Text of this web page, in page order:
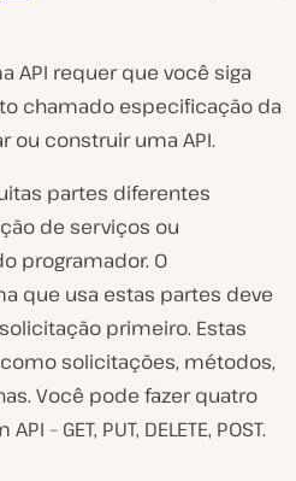
API requer que você siga
chamado especificação da
ou construir uma API.
partes diferentes
de serviços ou
programador. O
que usa estas partes deve
primeiro. Estas
solicitações, métodos,
Você pode fazer quatro
– GET, PUT, DELETE, POST.